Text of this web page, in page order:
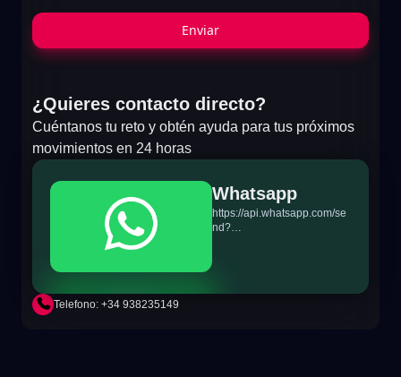
Enviar
¿Quieres contacto directo?
Cuéntanos tu reto y obtén ayuda para tus próximos
movimientos en 24 horas
Whatsapp
https://api.whatsapp.com/se
nd?
Telefono: +34 938235149